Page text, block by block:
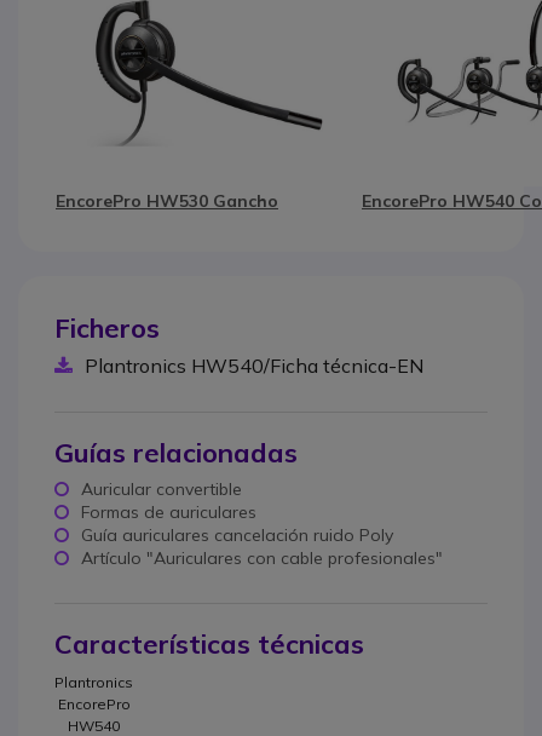
EncorePro HW530 Gancho EncorePro HW540
Ficheros
Plantronics HW540/Ficha técnica-EN
Guías relacionadas
Auricular convertible
Formas de auriculares
Guía auriculares cancelación ruido Poly
Artículo "Auriculares con cable profesionales"
Características técnicas
Plantronics
EncorePro
HW540